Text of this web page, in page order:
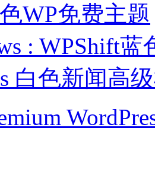
WP免费主题
: WPShift
白色新闻高